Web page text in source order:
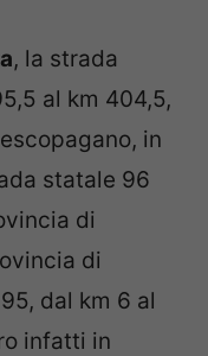
, la strada
al km 404,5,
in
statale 96
di
di
dal km 6 al
infatti in